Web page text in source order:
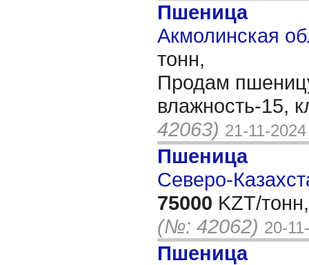
Пшеница
Акмолинская
тонн,
Продам
влажность-15,
42063) 21-11-2024
Пшеница
Северо-
75000 KZT/тонн,
(№: 42062) 20-
Пшеница